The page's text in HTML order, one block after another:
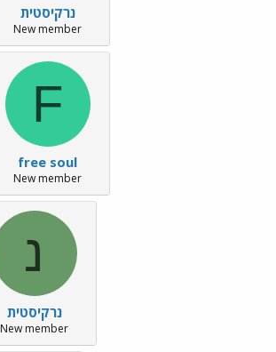
נרקיסטית
New member
F
free soul
New member
נ
נרקיסטית
New member